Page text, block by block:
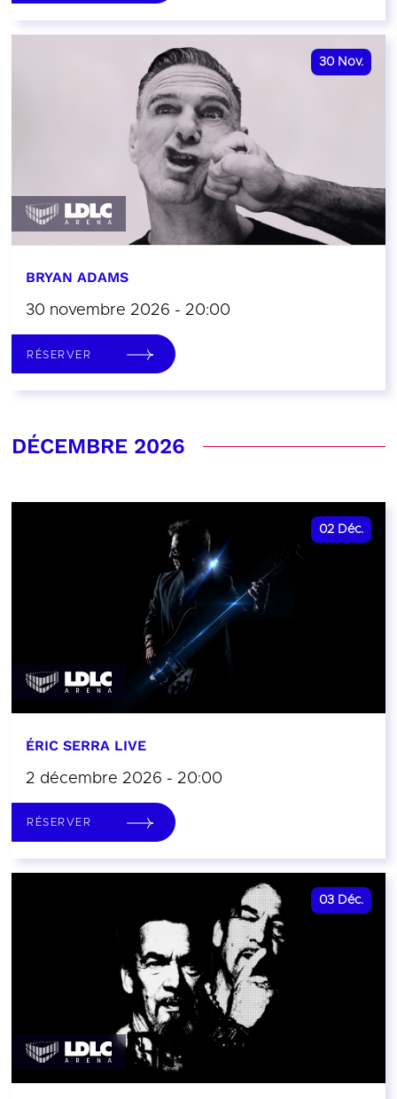
30 Nov.
BRYAN ADAMS
30 novembre 2026 - 20:00
RÉSERVER
DÉCEMBRE 2026
02 Déc.
ÉRIC SERRA LIVE
2 décembre 2026 - 20:00
RÉSERVER
03 Déc.